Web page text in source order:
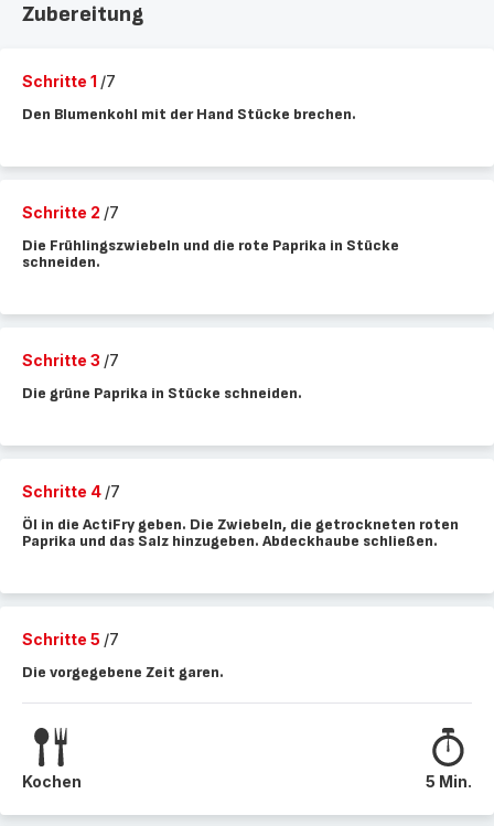
Zubereitung
Schritte 1 /7
Den Blumenkohl mit der Hand Stücke brechen.
Schritte 2 /7
Die Frühlingszwiebeln und die rote Paprika in Stücke
schneiden.
Schritte 3 /7
Die grüne Paprika in Stücke schneiden.
Schritte 4 /7
Öl in die ActiFry geben. Die Zwiebeln, die getrockneten roten
Paprika und das Salz hinzugeben. Abdeckhaube schließen.
Schritte 5 /7
Die vorgegebene Zeit garen.
Kochen 5 Min.